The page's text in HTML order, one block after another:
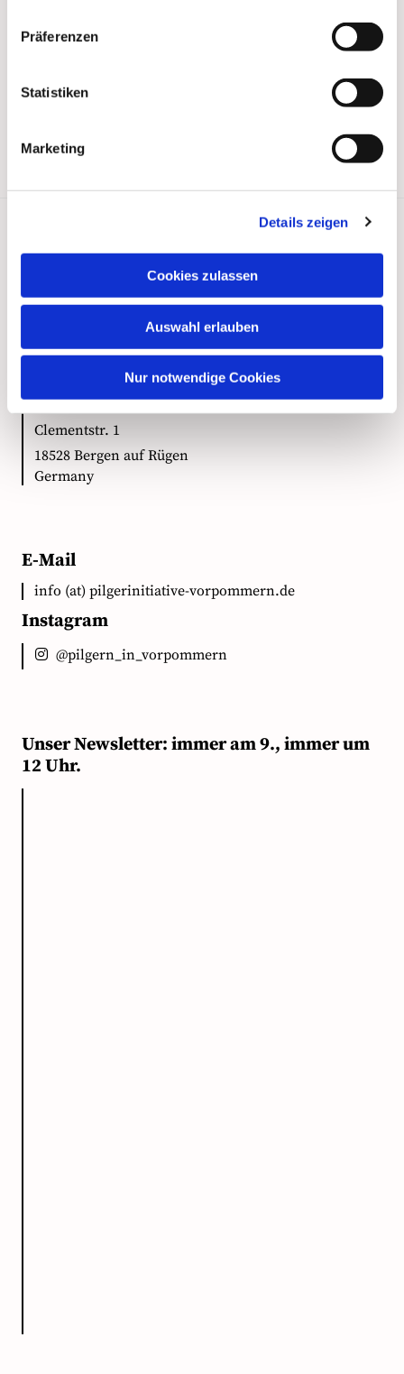
Präferenzen
Statistiken
Marketing
Details zeigen
Cookies zulassen
Auswahl erlauben
Nur notwendige Cookies
Kontakt
Ökumenische Pilgerinitiative Vorpommern e.V.
Clementstr. 1
18528 Bergen auf Rügen
Germany
E-Mail
info (at) pilgerinitiative-vorpommern.de
Instagram
@pilgern_in_vorpommern
Unser Newsletter: immer am 9., immer um
12 Uhr.